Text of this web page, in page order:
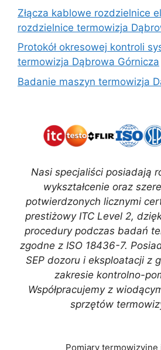
Złącza kablowe rozdzielnice
rozdzielnice termowizja
Protokół okresowej kontroli
termowizja Dąbrowa Górnicza
Badanie maszyn termowizja
Nasi specjaliści posiadają
wykształcenie oraz
potwierdzonych licznymi
prestiżowy ITC Level 2,
procedury podczas badań
zgodne z ISO 18436-7.
SEP dozoru i eksploatacji z
zakresie kontrolno-
Współpracujemy z
sprzętów
Pomiary termowizyjne